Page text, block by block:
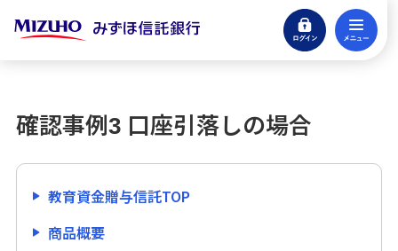
ログイン
閉じる
商品概要
教育資金の範囲について
費目一覧
確認事例1 領収書でお支払いの場合
確認事例3 口座引落しの場合
教育資金贈与信託TOP
商品概要